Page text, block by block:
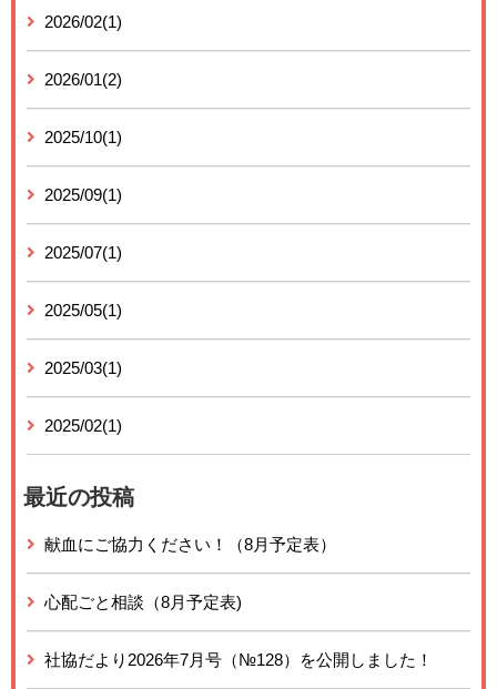
2026/02(1)
2026/01(2)
2025/10(1)
2025/09(1)
2025/07(1)
2025/05(1)
2025/03(1)
2025/02(1)
最近の投稿
献血にご協力ください！（8月予定表）
心配ごと相談（8月予定表)
社協だより2026年7月号（№128）を公開しました！